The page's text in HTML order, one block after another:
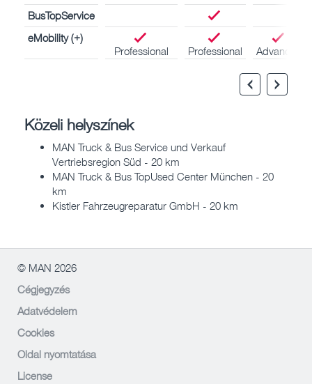
BusTopService
eMobility (+)
Professional
Professional Advanced
Közeli helyszínek
MAN Truck & Bus Service und Verkauf
Vertriebsregion Süd - 20 km
MAN Truck & Bus TopUsed Center München - 20
km
Kistler Fahrzeugreparatur GmbH - 20 km
© MAN 2026
Cégjegyzés
Adatvédelem
Cookies
Oldal nyomtatása
License